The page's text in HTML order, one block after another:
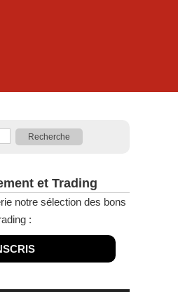
et Trading
notre sélection des bons
: